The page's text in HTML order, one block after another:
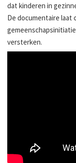
dat kinderen in
De documentaire laat
versterken.